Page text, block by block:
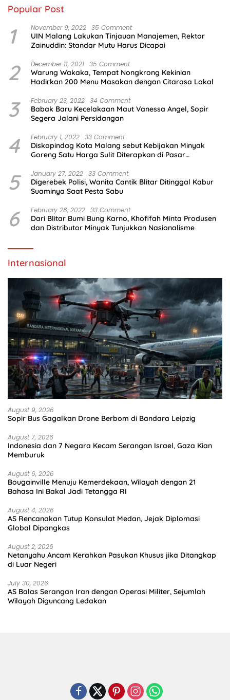
Popular Post
1 November 9, 2022 35 Comment
UIN Malang Lakukan Tinjauan Manajemen, Rektor
Zainuddin: Standar Mutu Harus Dicapai
2 December 11, 2021 35 Comment
Warung Wakaka, Tempat Nongkrong Kekinian
Hadirkan 200 Menu Masakan dengan Citarasa Lokal
3 February 23, 2022 34 Comment
Babak Baru Kecelakaan Maut Vanessa Angel, Sopir
Segera Jalani Persidangan
4 February 1, 2022 33 Comment
Diskopindag Kota Malang sebut Kebijakan Minyak
Goreng Satu Harga Sulit Diterapkan di Pasar
5 January 27, 2022 33 Comment
Digerebek Polisi, Wanita Cantik Blitar Ditinggal Kabur
Suaminya Saat Pesta Sabu
6 February 28, 2022 33 Comment
Dari Blitar Bumi Bung Karno, Khofifah Minta Produsen
dan Distributor Minyak Tunjukkan Nasionalisme
Internasional
August 9, 2026
Sopir Bus Gagalkan Drone Berbom di Bandara Leipzig
August 7, 2026
Indonesia dan 7 Negara Kecam Serangan Israel, Gaza Kian
Memburuk
August 6, 2026
Bougainville Menuju Kemerdekaan, Wilayah dengan 21
Bahasa Ini Bakal Jadi Tetangga RI
August 4, 2026
AS Rencanakan Tutup Konsulat Medan, Jejak Diplomasi
Global Dipangkas
August 2, 2026
Netanyahu Ancam Kerahkan Pasukan Khusus jika Ditangkap
di Luar Negeri
July 30, 2026
AS Balas Serangan Iran dengan Operasi Militer, Sejumlah
Wilayah Diguncang Ledakan